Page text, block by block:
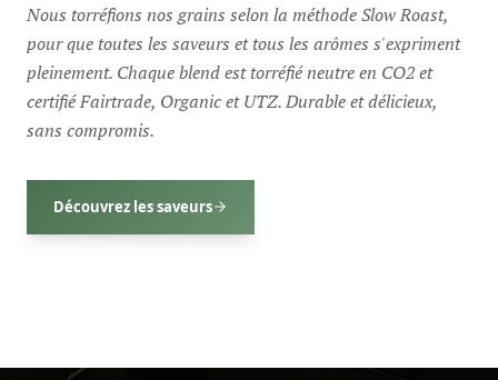
Nous torréfions nos grains selon la méthode Slow Roast,
pour que toutes les saveurs et tous les arômes s'expriment
pleinement. Chaque blend est torréfié neutre en CO2 et
certifié Fairtrade, Organic et UTZ. Durable et délicieux,
sans compromis.
Découvrez les saveurs